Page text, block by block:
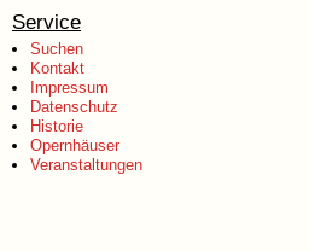
Service
Suchen
Kontakt
Impressum
Datenschutz
Historie
Opernhäuser
Veranstaltungen